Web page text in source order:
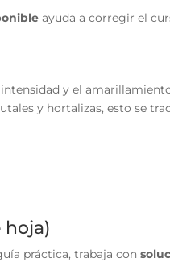
ayuda a corregir el
y el
y hortalizas, esto se
hoja)
práctica, trabaja con